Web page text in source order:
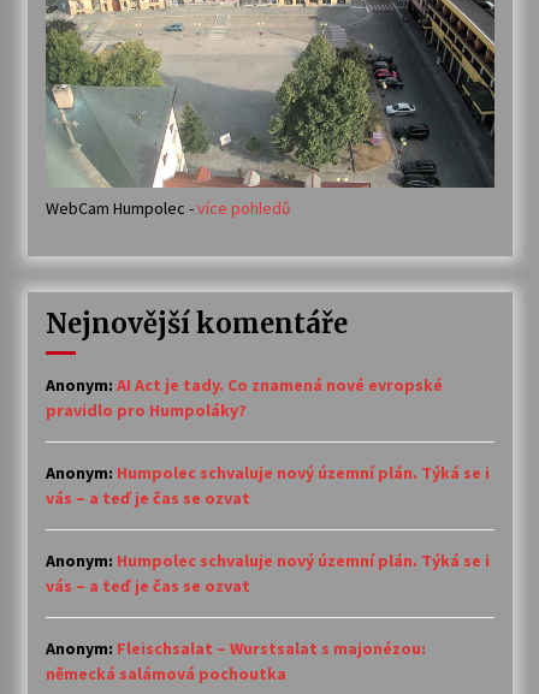
WebCam Humpolec -více pohledů
Nejnovější komentáře
Anonym: AI Act je tady. Co znamená nové evropské
pravidlo pro Humpoláky?
Anonym: Humpolec schvaluje nový územní plán. Týká se i
vás – a teď je čas se ozvat
Anonym: Humpolec schvaluje nový územní plán. Týká se i
vás – a teď je čas se ozvat
Anonym: Fleischsalat – Wurstsalat s majonézou:
německá salámová pochoutka